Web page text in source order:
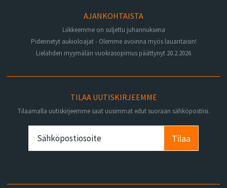
AJANKOHTAISTA
Liikkeemme on suljettu juhannuksena
Pidennetyt aukioloajat - Olemme avoinna myös lauantaisin!
Lielahden myymälän vuokrasopimus päättynyt 20.2.2026
TILAA UUTISKIRJEEMME
Tilaamalla uutiskirjeemme saat uusimmat edut suoraan sähköpostiisi.
Tilaa